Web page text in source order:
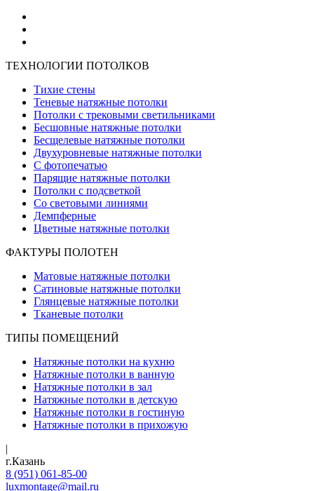
ТЕХНОЛОГИИ ПОТОЛКОВ
Тихие стены
Теневые натяжные потолки
Потолки с трековыми светильниками
Бесшовные натяжные потолки
Бесщелевые натяжные потолки
Двухуровневые натяжные потолки
С фотопечатью
Парящие натяжные потолки
Потолки с подсветкой
Со световыми линиями
Демпферные
Цветные натяжные потолки
ФАКТУРЫ ПОЛОТЕН
Матовые натяжные потолки
Сатиновые натяжные потолки
Глянцевые натяжные потолки
Тканевые потолки
ТИПЫ ПОМЕЩЕНИЙ
Натяжные потолки на кухню
Натяжные потолки в ванную
Натяжные потолки в зал
Натяжные потолки в детскую
Натяжные потолки в гостиную
Натяжные потолки в прихожую
|
г.Казань
8 (951) 061-85-00
luxmontage@mail.ru